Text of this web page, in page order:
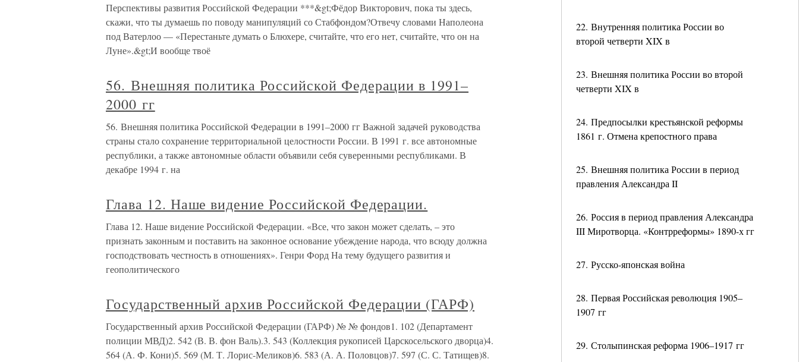
22. Внутренняя политика России во
второй четверти XIX в
23. Внешняя политика России во второй
четверти XIX в
24. Предпосылки крестьянской реформы
1861 г. Отмена крепостного права
25. Внешняя политика России в период
правления Александра II
26. Россия в период правления Александра
III Миротворца. «Контрреформы» 1890-х гг
27. Русско-японская война
28. Первая Российская революция 1905–
1907 гг
29. Столыпинская реформа 1906–1917 гг
Перспективы развития Российской Федерации ***&gt;Фёдор Викторович, пока ты здесь,
скажи, что ты думаешь по поводу манипуляций со Стабфондом?Отвечу словами Наполеона
под Ватерлоо — «Перестаньте думать о Блюхере, считайте, что его нет, считайте, что он на
Луне».&gt;И вообще твоё
56. Внешняя политика Российской Федерации в 1991–
2000 гг
56. Внешняя политика Российской Федерации в 1991–2000 гг Важной задачей руководства
страны стало сохранение территориальной целостности России. В 1991 г. все автономные
республики, а также автономные области объявили себя суверенными республиками. В
декабре 1994 г. на
Глава 12. Наше видение Российской Федерации.
Глава 12. Наше видение Российской Федерации. «Все, что закон может сделать, – это
признать законным и поставить на законное основание убеждение народа, что всюду должна
господствовать честность в отношениях». Генри Форд На тему будущего развития и
геополитического
Государственный архив Российской Федерации (ГАРФ)
Государственный архив Российской Федерации (ГАРФ) № № фондов1. 102 (Департамент
полиции МВД)2. 542 (В. В. фон Валь).3. 543 (Коллекция рукописей Царскосельского дворца)4.
564 (А. Ф. Кони)5. 569 (М. Т. Лорис-Меликов)6. 583 (А. А. Половцов)7. 597 (С. С. Татищев)8.